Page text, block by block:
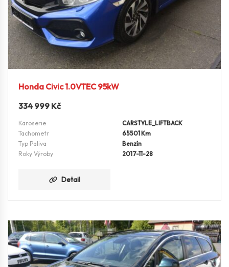
Honda Civic 1.0VTEC 95kW
334 999 Kč
Karoserie
CARSTYLE_LIFTBACK
Tachometr
65501 Km
Typ Paliva
Benzín
Roky Výroby
2017-11-28
Detail